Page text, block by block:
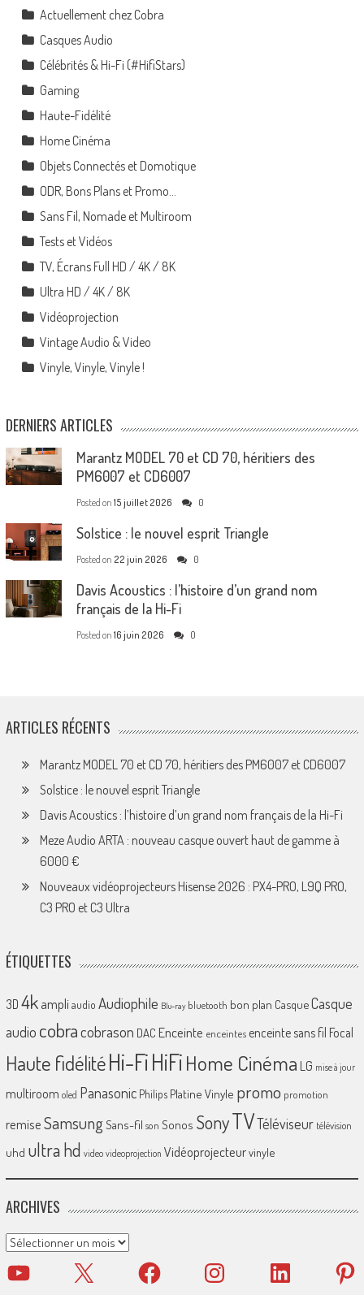
Actuellement chez Cobra
Casques Audio
Célébrités & Hi-Fi (#HifiStars)
Gaming
Haute-Fidélité
Home Cinéma
Objets Connectés et Domotique
ODR, Bons Plans et Promo…
Sans Fil, Nomade et Multiroom
Tests et Vidéos
TV, Écrans Full HD / 4K / 8K
Ultra HD / 4K / 8K
Vidéoprojection
Vintage Audio & Video
Vinyle, Vinyle, Vinyle !
DERNIERS ARTICLES
Marantz MODEL 70 et CD 70, héritiers des
PM6007 et CD6007
Posted on 15 juillet 2026 0
Solstice : le nouvel esprit Triangle
Posted on 22 juin 2026 0
Davis Acoustics : l’histoire d’un grand nom
français de la Hi-Fi
Posted on 16 juin 2026 0
ARTICLES RÉCENTS
Marantz MODEL 70 et CD 70, héritiers des PM6007 et CD6007
Solstice : le nouvel esprit Triangle
Davis Acoustics : l’histoire d’un grand nom français de la Hi-Fi
Meze Audio ARTA : nouveau casque ouvert haut de gamme à
6000 €
Nouveaux vidéoprojecteurs Hisense 2026 : PX4-PRO, L9Q PRO,
C3 PRO et C3 Ultra
ÉTIQUETTES
3D 4k ampliaudio Audiophile Blu-ray bluetooth bon plan CasqueCasque
audio cobracobrason DAC Enceinte enceintes enceinte sans fil Focal
Haute fidélitéHi-FiHiFiHome Cinéma LG mise à jour
multiroom oled Panasonic Philips Platine Vinyle promo promotion
remiseSamsungSans-fil son Sonos SonyTVTéléviseur télévision
uhd ultra hd video videoprojection Vidéoprojecteurvinyle
ARCHIVES
Archives
YouTube X Facebook Instagram LinkedIn